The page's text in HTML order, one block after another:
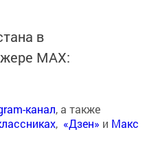
в
MАХ:
канал, а также
, «Дзен» и Макс